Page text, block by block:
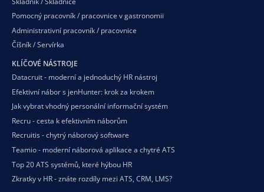
Pomocný pracovník / pracovnice v gastronomii
Administrativní pracovník / pracovnice
Číšník / Servírka
KLÍČOVÉ NÁSTROJE
Datacruit - moderní a jednoduchý HR nástroj
Efektivní nábor s jenHunter: krok za krokem
Jak vybrat vhodný personální informační systém
Recru - cesta k efektivním náborům
Recruitis - chytrý náborový software
Teamio - moderní náborová aplikace a chytré ATS
Top 20 ATS systémů, které hýbou HR
Zkratky v HR - znáte rozdíly mezi ATS, CRM, LMS?